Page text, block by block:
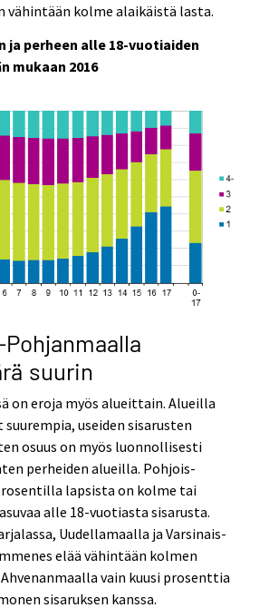
vähintään kolme alaikäistä lasta.
ja perheen alle 18-vuotiaiden
mukaan 2016
suurin
on eroja myös alueittain. Alueilla
useiden sisarusten
osuus on myös luonnollisesti
perheiden alueilla. Pohjois-
lapsista on kolme tai
alle 18-vuotiasta sisarusta.
Uudellamaalla ja Varsinais-
elää vähintään kolmen
vain kuusi prosenttia
sisaruksen kanssa.